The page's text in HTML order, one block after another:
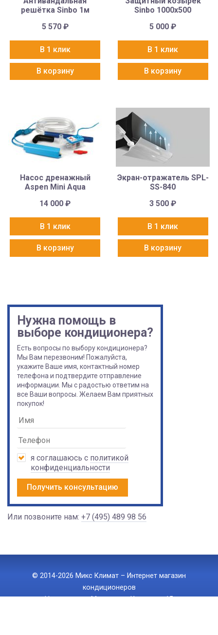
решётка Sinbo 1м
5 570 ₽
В 1 клик
В корзину
Sinbo 1000х500
5 000₽
В 1 клик
В корзину
Насос дренажный
Aspen Mini Aqua
14 000₽
В 1 клик
В корзину
Экран-отражатель SPL-
SS-840
3 500₽
В 1 клик
В корзину
Нужна помощь в
выборе кондиционера?
Есть вопросы по выбору кондиционера?
Мы Вам перезвоним! Пожалуйста,
укажите Ваше имя, контактный номер
телефона и подтвердите отправление
информации. Мы с радостью ответим на
все Ваши вопросы. Желаем Вам приятных
покупок!
я соглашаюсь с политикой
конфиденциальности
Получить консультацию
Или позвоните нам: +7 (495) 489 98 56
© 2014-2026 Микс Климат – Интернет магазин
кондиционеров
Наш адрес: г. Москва, ул. Ижорская 15